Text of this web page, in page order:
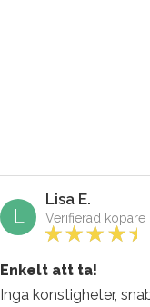
L
Lisa E.
Verifierad köpare
Enkelt att ta!
Inga konstigheter,